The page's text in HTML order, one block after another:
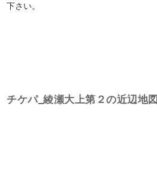
下さい。
チケパ_綾瀬大上第２の近辺地図